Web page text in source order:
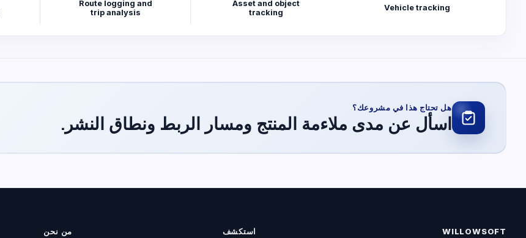
Vehicle tracking
Asset and object
tracking
Route logging and
trip analysis
هل تحتاج هذا في مشروعك؟
اسأل عن مدى ملاءمة المنتج ومسار الربط ونطاق النشر.
WILLOWSOFT استكشف من نحن